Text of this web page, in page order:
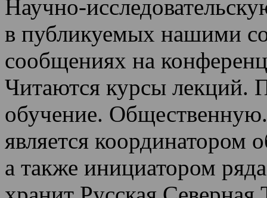
Научно-
в публикуемых нашими
сообщениях на
Читаются курсы лекций.
обучение.
является
а также инициатором